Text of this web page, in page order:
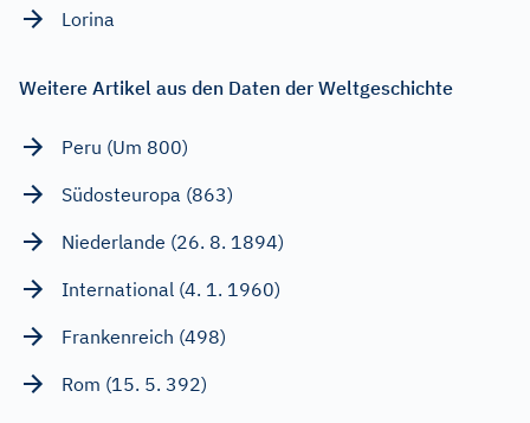
Lorina
Weitere Artikel aus den Daten der Weltgeschichte
Peru (Um 800)
Südosteuropa (863)
Niederlande (26. 8. 1894)
International (4. 1. 1960)
Frankenreich (498)
Rom (15. 5. 392)